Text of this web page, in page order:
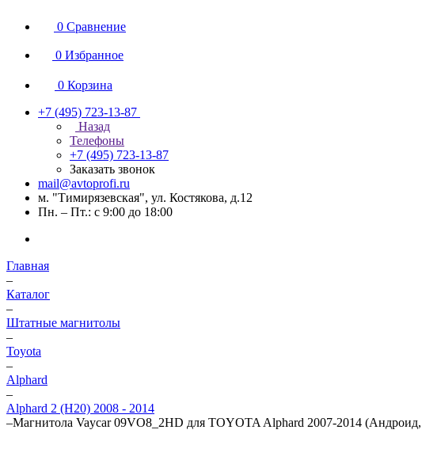
0 Сравнение
0 Избранное
0 Корзина
+7 (495) 723-13-87
Назад
Телефоны
+7 (495) 723-13-87
Заказать звонок
mail@avtoprofi.ru
м. "Тимирязевская", ул. Костякова, д.12
Пн. – Пт.: с 9:00 до 18:00
Главная
–
Каталог
–
Штатные магнитолы
–
Toyota
–
Alphard
–
Alphard 2 (H20) 2008 - 2014
–Магнитола Vaycar 09VO8_2HD для TOYOTA Alphard 2007-2014